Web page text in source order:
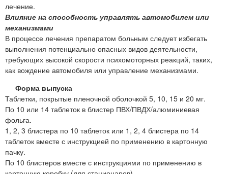
лечение.
Влияние на способность управлять автомобилем или
механизмами
В процессе лечения препаратом больным следует избегать
выполнения потенциально опасных видов деятельности,
требующих высокой скорости психомоторных реакций, таких,
как вождение автомобиля или управление механизмами.
Форма выпуска
Таблетки, покрытые пленочной оболочкой 5, 10, 15 и 20 мг.
По 10 или 14 таблеток в блистер ПВХ/ПВДХ/алюминиевая
фольга.
1, 2, 3 блистера по 10 таблеток или 1, 2, 4 блистера по 14
таблеток вместе с инструкцией по применению в картонную
пачку.
По 10 блистеров вместе с инструкциями по применению в